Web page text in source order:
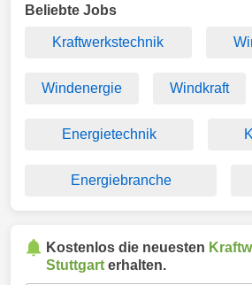
Beliebte Jobs
Kraftwerkstechnik
Windenergie Windkraft
Energietechnik
Energiebranche
Kostenlos die neuesten
Stuttgart erhalten.